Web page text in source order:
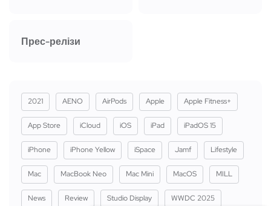
Прес-релізи
2021 AENO AirPods Apple Apple Fitness+
App Store iCloud iOS iPad iPadOS 15
iPhone iPhone Yellow iSpace Jamf Lifestyle
Mac MacBook Neo Mac Mini MacOS MILL
News Review Studio Display WWDC 2025